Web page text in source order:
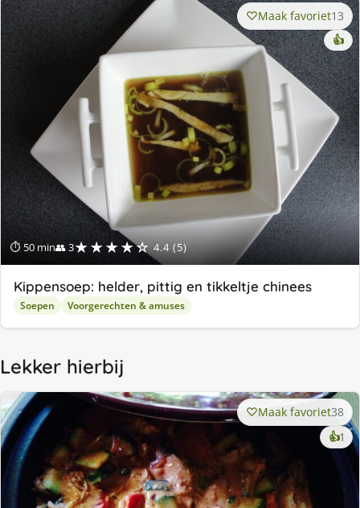
⏱ 50 min👥 3★★★★☆ 4.4 (5)
Maak favoriet13
👍
Kippensoep: helder, pittig en tikkeltje chinees
Soepen Voorgerechten & amuses
Lekker hierbij
Maak favoriet38
👍1